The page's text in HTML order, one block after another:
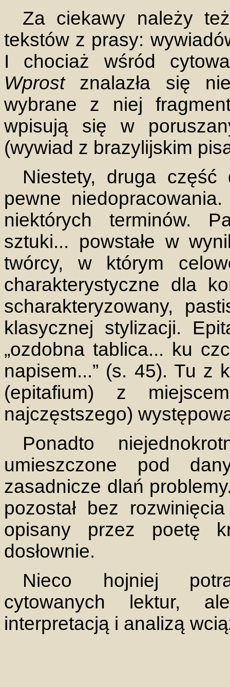
Za ciekawy należy
tekstów z prasy:
I chociaż wśród
Wprostznalazła się
wybrane z niej
wpisują się w
(wywiad z brazylijskim
Niestety, druga
pewne
niektórych terminów.
sztuki... powstałe w
twórcy, w którym
charakterystyczne dla
scharakteryzowany,
klasycznej stylizacji.
„ozdobna tablica... ku
napisem...” (s. 45). Tu z
(epitafium) z
najczęstszego)
Ponadto
umieszczone pod
zasadnicze dlań
pozostał bez
opisany przez poetę
dosłownie.
Nieco hojniej
cytowanych lektur,
interpretacją i analizą